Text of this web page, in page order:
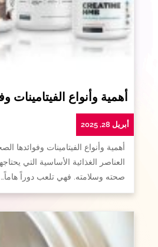
أهمية وأنواع الفيتامينات
أبريل 28, 2025
أهمية وأنواع الفيتامينات وفوائدها
العناصر الغذائية الأساسية التي
صحته وسلامته. فهي تلعب دوراً هاماً…